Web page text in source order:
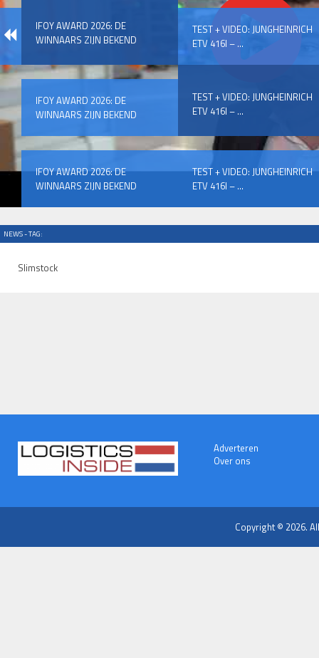
IFOY AWARD 2026: DE
WINNAARS ZIJN BEKEND
TEST + VIDEO: JUNGHEINRICH
ETV 416I – ...
IFOY AWARD 2026: DE
WINNAARS ZIJN BEKEND
TEST + VIDEO: JUNGHEINRICH
ETV 416I – ...
IFOY AWARD 2026: DE
WINNAARS ZIJN BEKEND
TEST + VIDEO: JUNGHEINRICH
ETV 416I – ...
NEWS - TAG:
Slimstock
Adverteren
Over ons
Copyright © 2026.